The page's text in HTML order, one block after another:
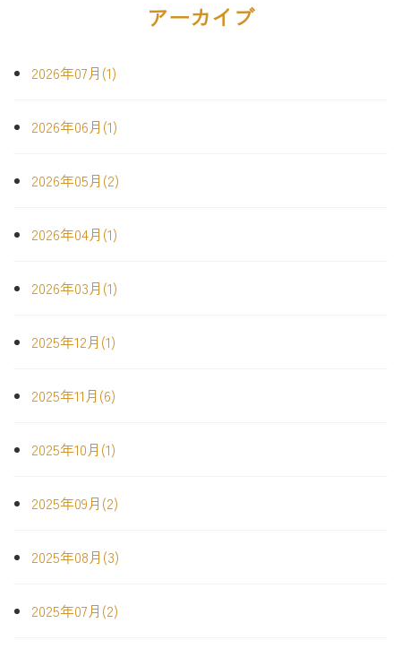
アーカイブ
2026年07月(1)
2026年06月(1)
2026年05月(2)
2026年04月(1)
2026年03月(1)
2025年12月(1)
2025年11月(6)
2025年10月(1)
2025年09月(2)
2025年08月(3)
2025年07月(2)